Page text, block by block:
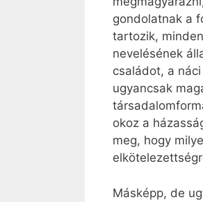
gondolatnak a
tartozik,
nevelésének
családot, a
ugyancsak
okoz a
meg, hogy
Másképp, de